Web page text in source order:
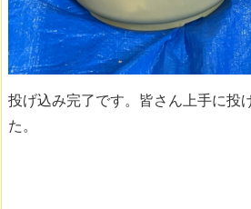
投げ込み完了です。皆さん上手に投
た。